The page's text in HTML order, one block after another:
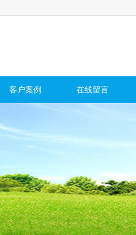
客户案例 在线留言